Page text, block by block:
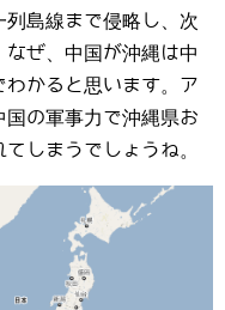
島線まで侵略し、次
ぜ、中国が沖縄は中
かると思います。ア
の軍事力で沖縄県お
しまうでしょうね。